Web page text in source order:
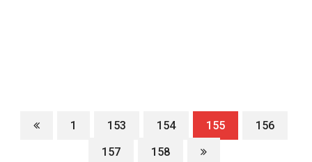
1 153 154 155
156
157
158